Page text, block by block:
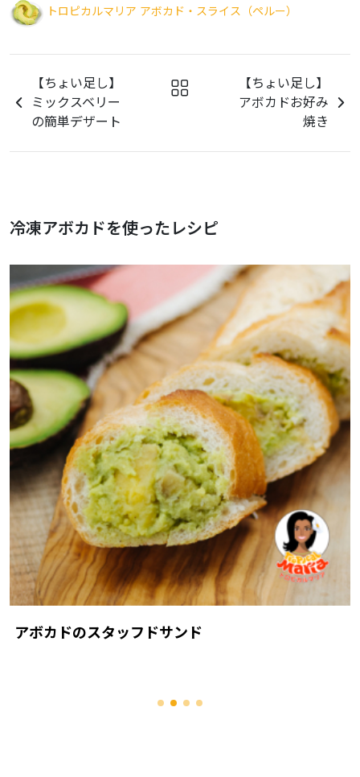
トロピカルマリア アボカド・スライス（ペルー）
【ちょい足し】
ミックスベリー
の簡単デザート
【ちょい足し】
アボカドお好み
焼き
冷凍アボカドを使ったレシピ
アボカドのスタッフドサンド